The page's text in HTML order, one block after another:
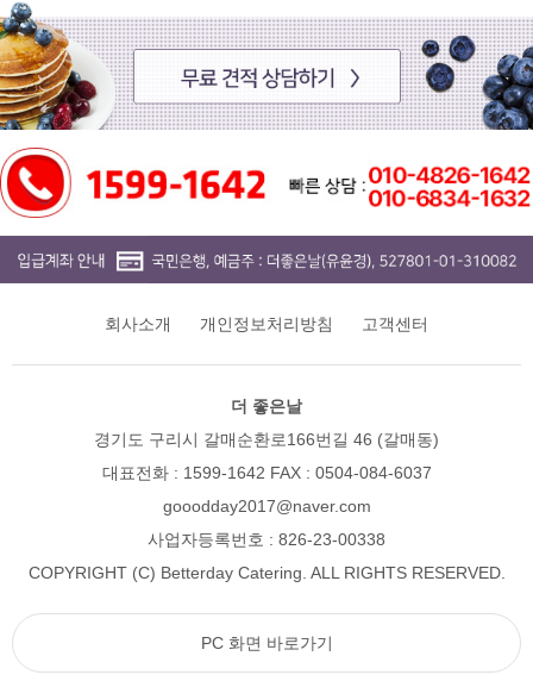
회사소개 개인정보처리방침 고객센터
더 좋은날
경기도 구리시 갈매순환로166번길 46 (갈매동)
대표전화 : 1599-1642 FAX : 0504-084-6037
gooodday2017@naver.com
사업자등록번호 : 826-23-00338
COPYRIGHT (C) Betterday Catering. ALL RIGHTS RESERVED.
PC 화면 바로가기